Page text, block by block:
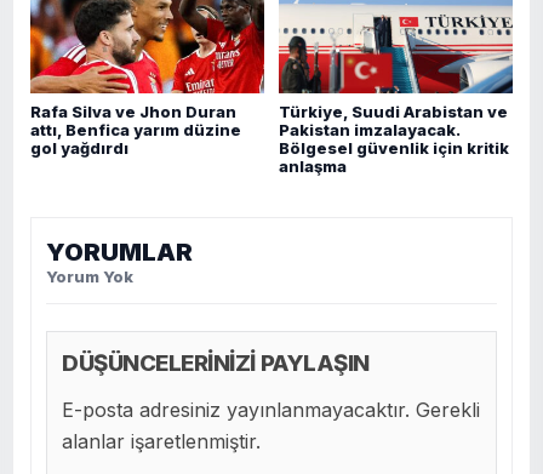
Rafa Silva ve Jhon Duran
attı, Benfica yarım düzine
gol yağdırdı
Türkiye, Suudi Arabistan ve
Pakistan imzalayacak.
Bölgesel güvenlik için kritik
anlaşma
YORUMLAR
Yorum Yok
DÜŞÜNCELERİNİZİ PAYLAŞIN
E-posta adresiniz yayınlanmayacaktır. Gerekli
alanlar işaretlenmiştir.